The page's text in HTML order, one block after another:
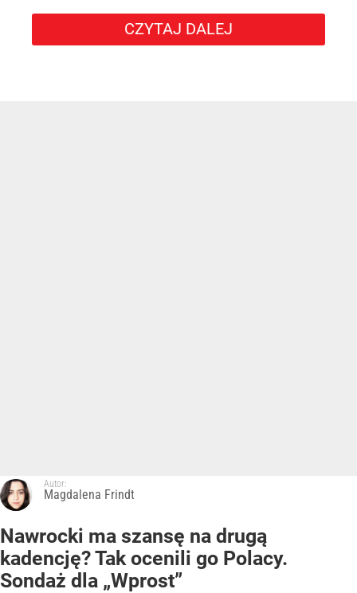
CZYTAJ DALEJ
Autor:
Magdalena Frindt
Nawrocki ma szansę na drugą
kadencję? Tak ocenili go Polacy.
Sondaż dla „Wprost”